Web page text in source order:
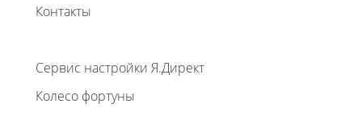
Контакты
Сервис настройки Я.Директ
Колесо фортуны